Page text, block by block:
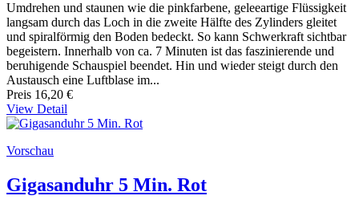
Umdrehen und staunen wie die pinkfarbene, geleeartige Flüssigkeit
langsam durch das Loch in die zweite Hälfte des Zylinders gleitet
und spiralförmig den Boden bedeckt. So kann Schwerkraft sichtbar
begeistern. Innerhalb von ca. 7 Minuten ist das faszinierende und
beruhigende Schauspiel beendet. Hin und wieder steigt durch den
Austausch eine Luftblase im...
Preis 16,20 €
View Detail
Vorschau
Gigasanduhr 5 Min. Rot